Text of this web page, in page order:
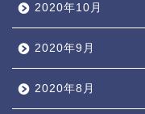
2020年10月
2020年9月
2020年8月